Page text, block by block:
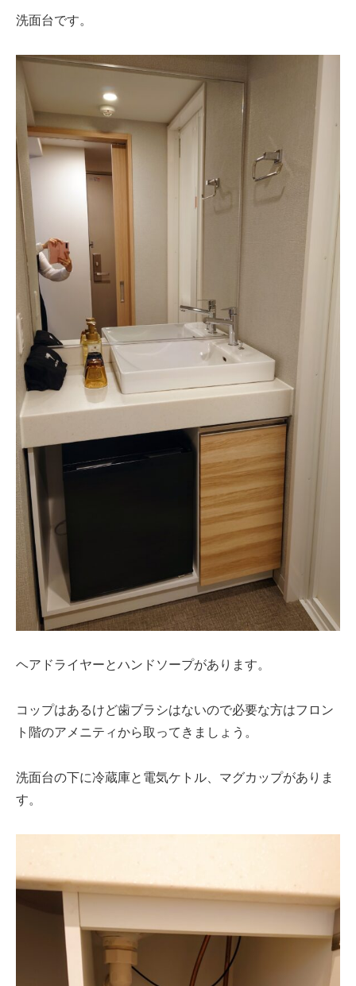
洗面台です。
ヘアドライヤーとハンドソープがあります。
コップはあるけど歯ブラシはないので必要な方はフロン
ト階のアメニティから取ってきましょう。
洗面台の下に冷蔵庫と電気ケトル、マグカップがありま
す。